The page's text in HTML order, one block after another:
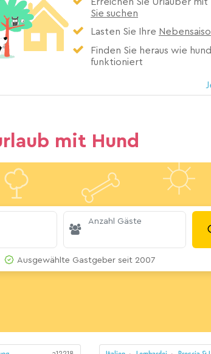
Sie suchen
Lasten Sie Ihre
Finden Sie heraus wie
funktioniert
mit Hund
Anzahl Gäste
Ausgewählte Gastgeber seit 2007